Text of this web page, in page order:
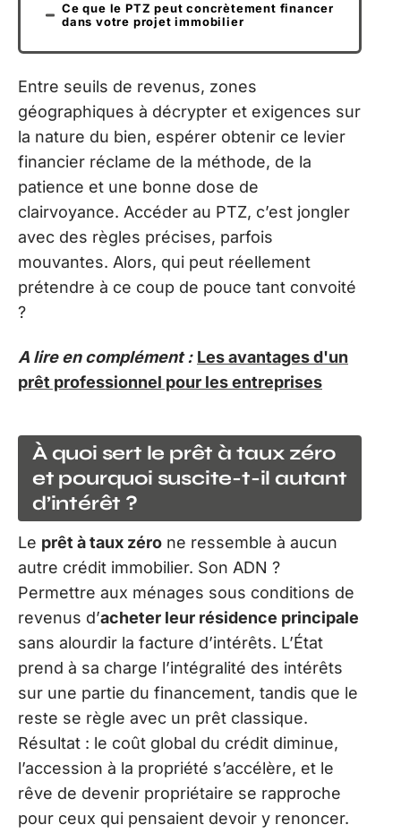
Ce que le PTZ peut concrètement financer
dans votre projet immobilier
Entre seuils de revenus, zones
géographiques à décrypter et exigences sur
la nature du bien, espérer obtenir ce levier
financier réclame de la méthode, de la
patience et une bonne dose de
clairvoyance. Accéder au PTZ, c’est jongler
avec des règles précises, parfois
mouvantes. Alors, qui peut réellement
prétendre à ce coup de pouce tant convoité
?
A lire en complément : Les avantages d'un
prêt professionnel pour les entreprises
À quoi sert le prêt à taux zéro
et pourquoi suscite-t-il autant
d’intérêt ?
Le prêt à taux zéro ne ressemble à aucun
autre crédit immobilier. Son ADN ?
Permettre aux ménages sous conditions de
revenus d’acheter leur résidence principale
sans alourdir la facture d’intérêts. L’État
prend à sa charge l’intégralité des intérêts
sur une partie du financement, tandis que le
reste se règle avec un prêt classique.
Résultat : le coût global du crédit diminue,
l’accession à la propriété s’accélère, et le
rêve de devenir propriétaire se rapproche
pour ceux qui pensaient devoir y renoncer.